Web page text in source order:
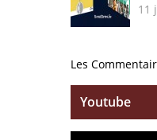
11
Les
Youtube